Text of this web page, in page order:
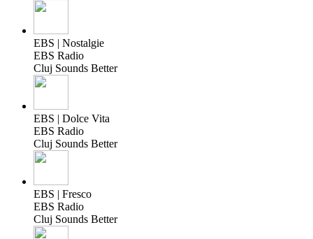
EBS | Nostalgie
EBS Radio
Cluj Sounds Better
EBS | Dolce Vita
EBS Radio
Cluj Sounds Better
EBS | Fresco
EBS Radio
Cluj Sounds Better